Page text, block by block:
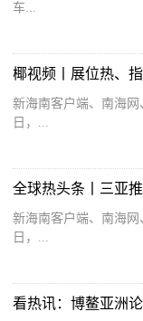
车...
新海南客户端、南海
日，...
新海南客户端、南海
日，...